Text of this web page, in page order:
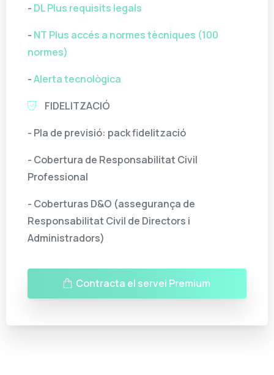
- DL Plus requisits legals
- NT Plus accés a normes tècniques (100
normes)
-Alerta tecnològica
FIDELITZACIÓ
- Pla de previsió: pack fidelització
- Cobertura de Responsabilitat Civil
Professional
- Coberturas D&O (assegurança de
Responsabilitat Civil de Directors i
Administradors)
Contracta el servei Premium